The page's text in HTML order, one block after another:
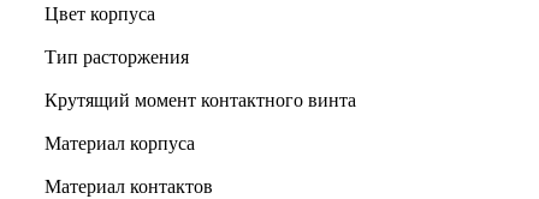
Цвет корпуса
Тип расторжения
Крутящий момент контактного винта
Материал корпуса
Материал контактов